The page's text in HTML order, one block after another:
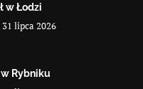
w Łodzi
31 lipca 2026
Rybniku